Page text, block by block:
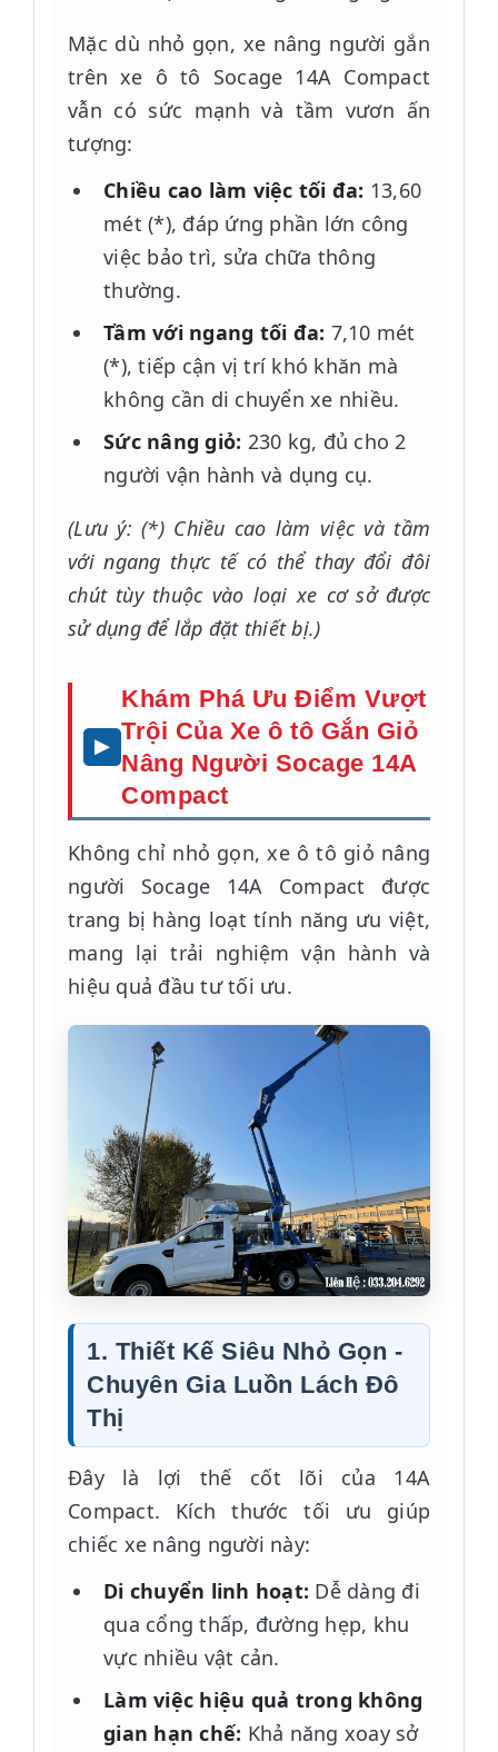
Mặc dù nhỏ gọn, xe nâng người gắn
trên xe ô tô Socage 14A Compact
vẫn có sức mạnh và tầm vươn ấn
tượng:
Chiều cao làm việc tối đa: 13,60
mét (*), đáp ứng phần lớn công
việc bảo trì, sửa chữa thông
thường.
Tầm với ngang tối đa: 7,10 mét
(*), tiếp cận vị trí khó khăn mà
không cần di chuyển xe nhiều.
Sức nâng giỏ: 230 kg, đủ cho 2
người vận hành và dụng cụ.
(Lưu ý: (*) Chiều cao làm việc và tầm
với ngang thực tế có thể thay đổi đôi
chút tùy thuộc vào loại xe cơ sở được
sử dụng để lắp đặt thiết bị.)
Khám Phá Ưu Điểm Vượt
Trội Của Xe ô tô Gắn Giỏ
Nâng Người Socage 14A
Compact
Không chỉ nhỏ gọn, xe ô tô giỏ nâng
người Socage 14A Compact được
trang bị hàng loạt tính năng ưu việt,
mang lại trải nghiệm vận hành và
hiệu quả đầu tư tối ưu.
1. Thiết Kế Siêu Nhỏ Gọn -
Chuyên Gia Luồn Lách Đô
Thị
Đây là lợi thế cốt lõi của 14A
Compact. Kích thước tối ưu giúp
chiếc xe nâng người này:
Di chuyển linh hoạt: Dễ dàng đi
qua cổng thấp, đường hẹp, khu
vực nhiều vật cản.
Làm việc hiệu quả trong không
gian hạn chế: Khả năng xoay sở